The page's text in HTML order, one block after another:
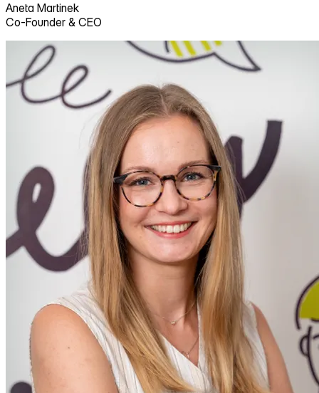
Aneta Martinek
Co-Founder & CEO